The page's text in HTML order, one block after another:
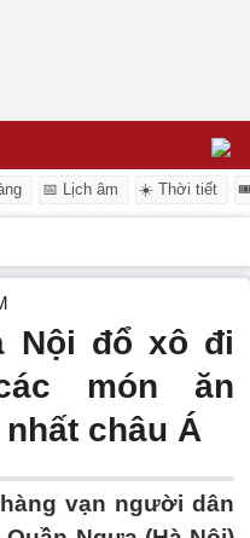
📅 Lịch âm ☀️ Thời tiết
Nội đổ xô đi
món ăn
châu Á
vạn người dân